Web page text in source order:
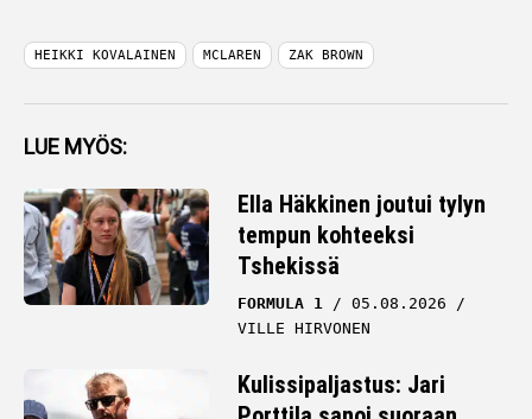
HEIKKI KOVALAINEN MCLAREN ZAK BROWN
LUE MYÖS:
Ella Häkkinen joutui tylyn
tempun kohteeksi
Tshekissä
FORMULA 1
05.08.2026
VILLE HIRVONEN
Kulissipaljastus: Jari